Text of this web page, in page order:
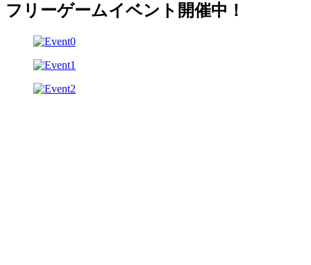
フリーゲームイベント開催中！